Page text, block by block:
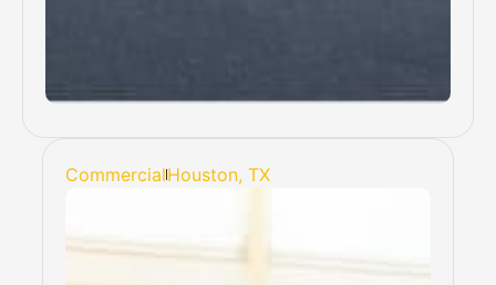
CommercialHouston, TX